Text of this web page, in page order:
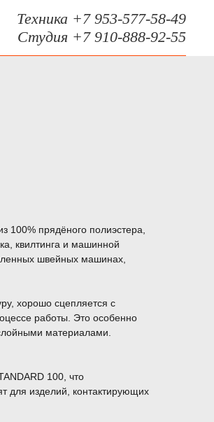
Техника +7 953-577-58-49
Студия +7 910-888-92-55
100% прядёного полиэстера,
квилтинга и машинной
швейных машинах,
хорошо сцепляется с
работы. Это особенно
материалами.
100, что
для изделий, контактирующих